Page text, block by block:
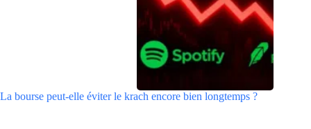
La bourse peut-elle éviter le krach encore bien longtemps ?